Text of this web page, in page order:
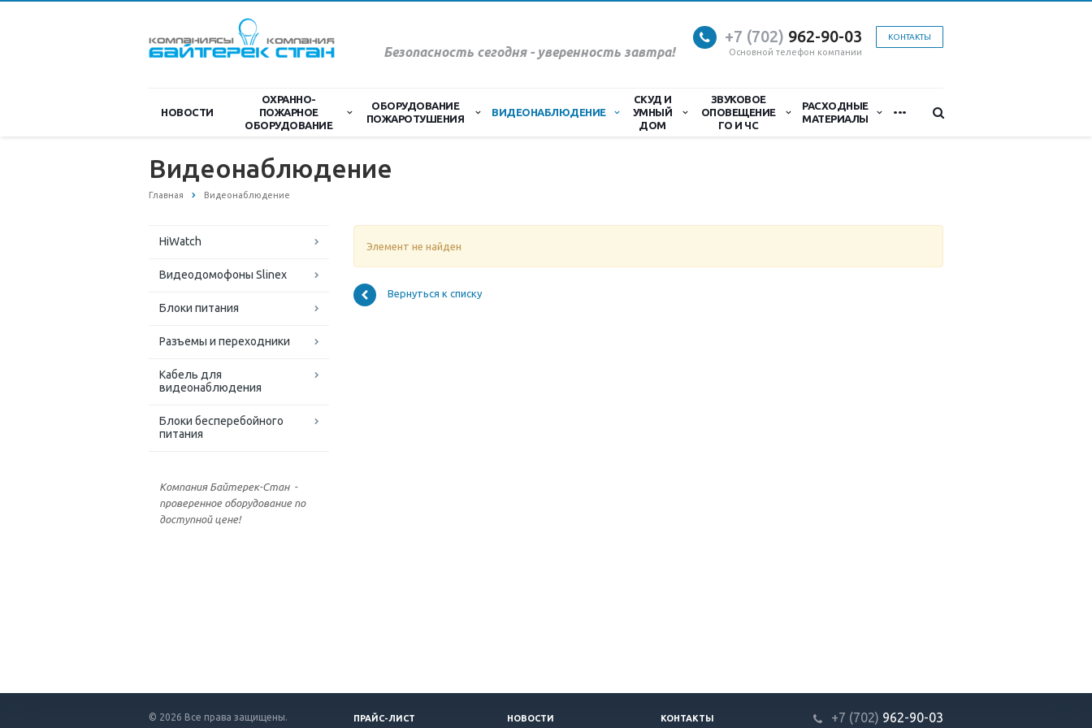
Безопасность сегодня - уверенность завтра!
КОНТАКТЫ
+7 (702) 962-90-03
Основной телефон компании
НОВОСТИ
ОХРАННО-
ПОЖАРНОЕ
ОБОРУДОВАНИЕ
ОБОРУДОВАНИЕ
ПОЖАРОТУШЕНИЯ
ВИДЕОНАБЛЮДЕНИЕ
СКУД И
УМНЫЙ
ДОМ
ЗВУКОВОЕ
ОПОВЕЩЕНИЕ
ГО И ЧС
РАСХОДНЫЕ
МАТЕРИАЛЫ
...
Видеонаблюдение
Главная Видеонаблюдение
HiWatch
Видеодомофоны Slinex
Блоки питания
Разъемы и переходники
Кабель для
видеонаблюдения
Блоки бесперебойного
питания
Компания Байтерек-Стан -
проверенное оборудование по
доступной цене!
Элемент не найден
Вернуться к списку
© 2026 Все права защищены. ПРАЙС-ЛИСТ НОВОСТИ КОНТАКТЫ +7 (702) 962-90-03